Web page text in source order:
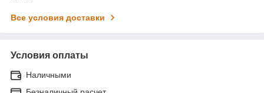
Все условия доставки
Условия оплаты
Наличными